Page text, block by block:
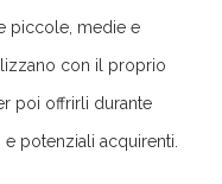
piccole, medie e
con il proprio
poi offrirli durante
potenziali acquirenti.